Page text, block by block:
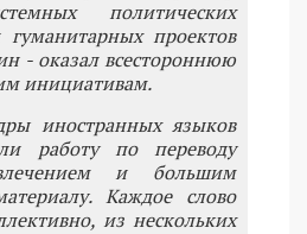
политических
гуманитарных проектов
- оказал всестороннюю
инициативам.
иностранных языков
работу по переводу
и большим
Каждое слово
из нескольких